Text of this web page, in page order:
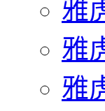
雅
雅
雅